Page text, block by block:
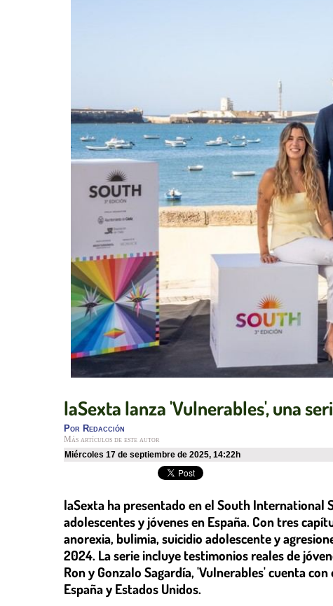
laSexta lanza 'Vulnerables', una
Por Redacción
Más artículos de este autor
miércoles 17 de septiembre de 2025, 14:22h
laSexta ha presentado en el South International
adolescentes y jóvenes en España. Con tres
anorexia, bulimia, suicidio adolescente y
2024. La serie incluye testimonios reales de
Ron y Gonzalo Sagardía, 'Vulnerables' cuenta
España y Estados Unidos.